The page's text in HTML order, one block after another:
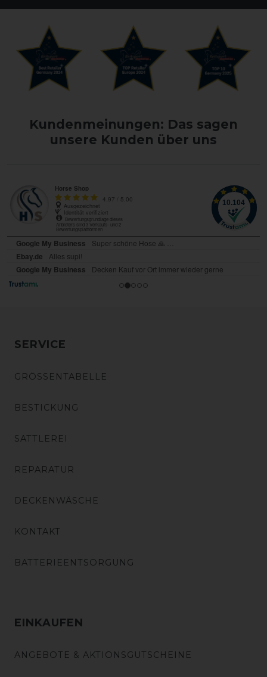
Kundenmeinungen: Das sagen
unsere Kunden über uns
SERVICE
GRÖSSENTABELLE
BESTICKUNG
SATTLEREI
REPARATUR
DECKENWÄSCHE
KONTAKT
BATTERIEENTSORGUNG
EINKAUFEN
ANGEBOTE & AKTIONSGUTSCHEINE